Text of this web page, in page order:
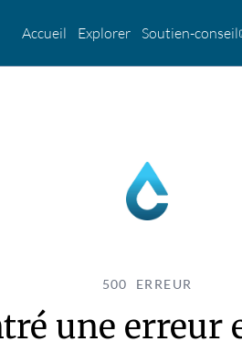
Accueil Explorer Soutien-conseil
500 ERREUR
une erreur